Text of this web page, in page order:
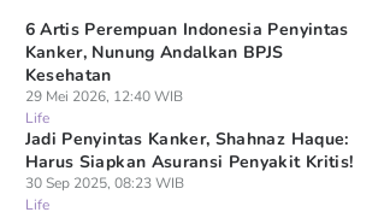
6 Artis Perempuan Indonesia Penyintas
Kanker, Nunung Andalkan BPJS
Kesehatan
29 Mei 2026, 12:40 WIB
Life
Jadi Penyintas Kanker, Shahnaz Haque:
Harus Siapkan Asuransi Penyakit Kritis!
30 Sep 2025, 08:23 WIB
Life